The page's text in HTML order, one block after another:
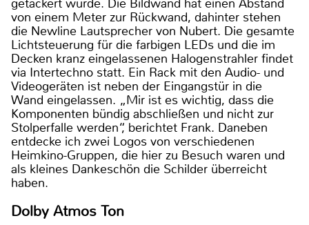
getackert wurde. Die Bildwand hat einen Abstand
von einem Meter zur Rückwand, dahinter stehen
die Newline Lautsprecher von Nubert. Die gesamte
Lichtsteuerung für die farbigen LEDs und die im
Decken kranz eingelassenen Halogenstrahler findet
via Intertechno statt. Ein Rack mit den Audio- und
Videogeräten ist neben der Eingangstür in die
Wand eingelassen. „Mir ist es wichtig, dass die
Komponenten bündig abschließen und nicht zur
Stolperfalle werden“, berichtet Frank. Daneben
entdecke ich zwei Logos von verschiedenen
Heimkino-Gruppen, die hier zu Besuch waren und
als kleines Dankeschön die Schilder überreicht
haben.
Dolby Atmos Ton